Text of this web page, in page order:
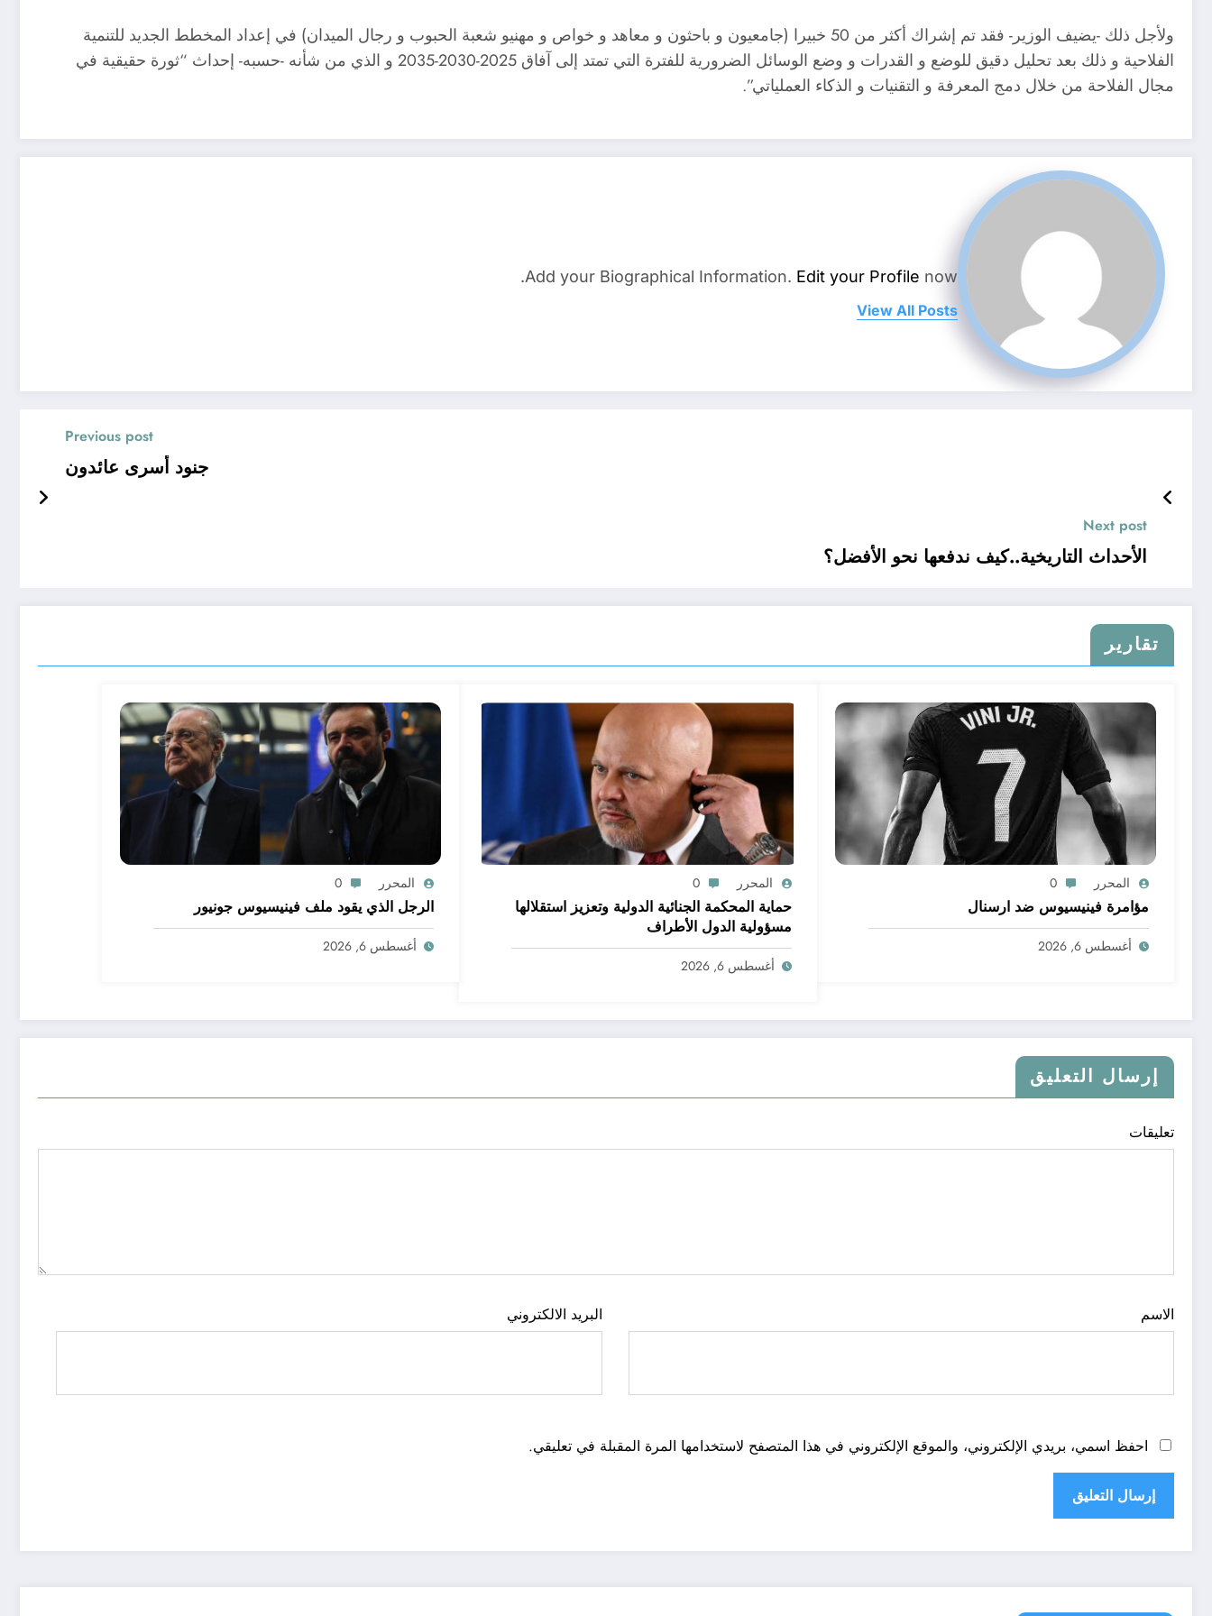
ولأجل ذلك -يضيف الوزير- فقد تم إشراك أكثر من 50 خبيرا (جامعيون و باحثون و معاهد و خواص و مهنيو شعبة الحبوب و رجال الميدان) في إعداد المخطط الجديد للتنمية
الفلاحية و ذلك بعد تحليل دقيق للوضع و القدرات و وضع الوسائل الضرورية للفترة التي تمتد إلى آفاق 2025-2030-2035 و الذي من شأنه -حسبه- إحداث “ثورة حقيقية في
مجال الفلاحة من خلال دمج المعرفة و التقنيات و الذكاء العملياتي”.
Add your Biographical Information. Edit your Profile now.
View All Posts
Previous post
جنود أسرى عائدون
Next post
الأحداث التاريخية..كيف ندفعها نحو الأفضل؟
تقارير
المحرر 0
مؤامرة فينيسيوس ضد ارسنال
أغسطس 6, 2026
المحرر 0
حماية المحكمة الجنائية الدولية وتعزيز استقلالها
مسؤولية الدول الأطراف
أغسطس 6, 2026
المحرر 0
الرجل الذي يقود ملف فينيسيوس جونيور
أغسطس 6, 2026
إرسال التعليق
تعليقات
الاسم البريد الالكتروني
احفظ اسمي، بريدي الإلكتروني، والموقع الإلكتروني في هذا المتصفح لاستخدامها المرة المقبلة في تعليقي.